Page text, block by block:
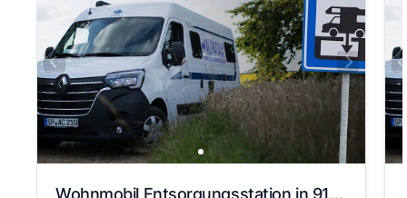
Wohnmobil Entsorgungsstation in 91074 Herzogenaurach